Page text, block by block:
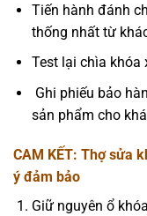
Tiến hành đánh
thống nhất từ
Test lại chìa khóa
Ghi phiếu bảo
sản phẩm cho
CAM KẾT: Thợ sửa
ý đảm bảo
Giữ nguyên ổ